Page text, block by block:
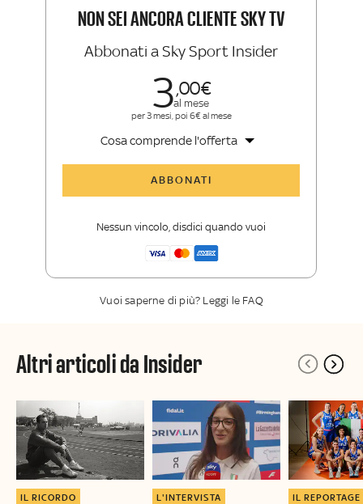
NON SEI ANCORA CLIENTE SKY TV
Abbonati a Sky Sport Insider
300
al mese
per 3 mesi, poi 6€ al mese
Cosa comprende l'offerta
Sport
La newsletter esclusiva di Sky Sport
ABBONATI
Nessun vincolo, disdici quando vuoi
Vuoi saperne di più? Leggi le FAQ
Altri articoli da Insider
IL RICORDO L'INTERVISTA IL REPORTAGE